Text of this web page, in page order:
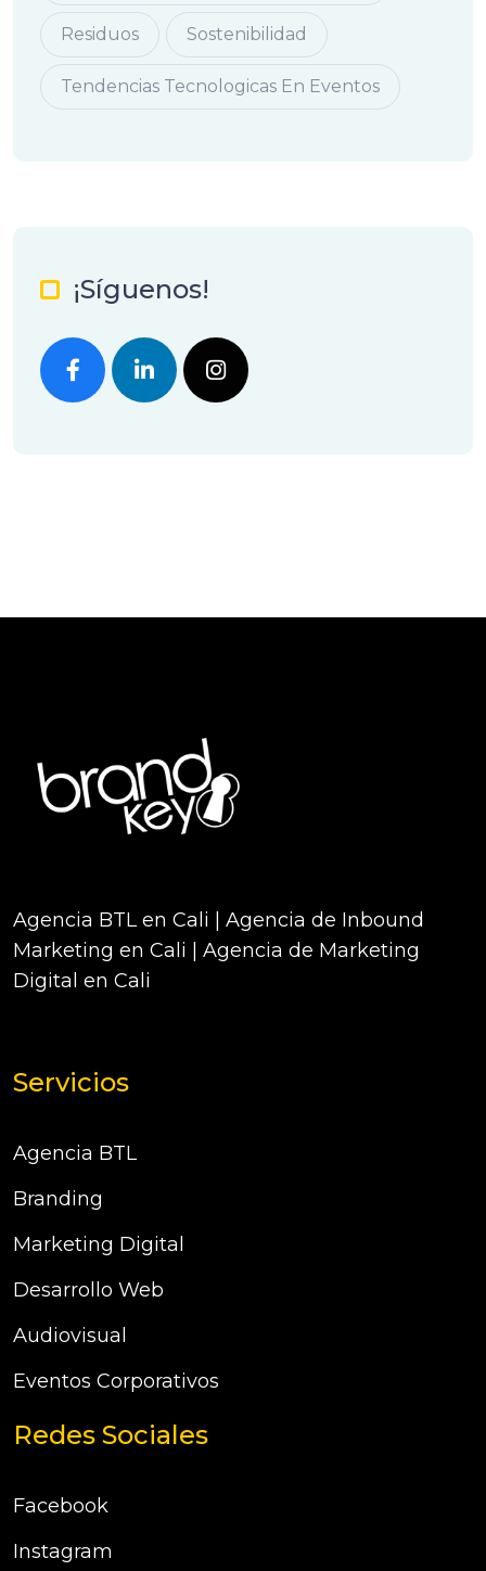
Residuos Sostenibilidad
Tendencias Tecnologicas En Eventos
¡Síguenos!
Agencia BTL en Cali | Agencia de Inbound
Marketing en Cali | Agencia de Marketing
Digital en Cali
Servicios
Agencia BTL
Branding
Marketing Digital
Desarrollo Web
Audiovisual
Eventos Corporativos
Redes Sociales
Facebook
Instagram